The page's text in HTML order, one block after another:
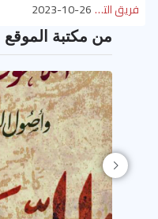
فريق التحرير2023-10-26
من مكتبة الموقع